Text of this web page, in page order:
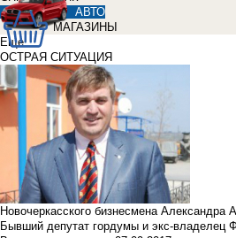
АВТО
МАГАЗИНЫ
Еще
ОСТРАЯ СИТУАЦИЯ
Новочеркасского бизнесмена
Бывший депутат гордумы и экс-